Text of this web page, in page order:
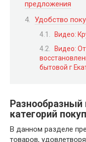
предложения
Удобство
Видео:
Видео:
бытовой г
категорий
В данном разделе
товаров,